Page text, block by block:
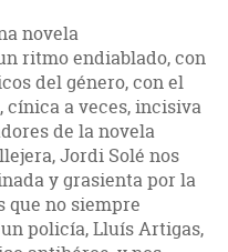
novela
ritmo endiablado, con
del género, con el
a veces, incisiva
de la novela
Jordi Solé nos
y grasienta por la
que no siempre
policía, Lluís Artigas,